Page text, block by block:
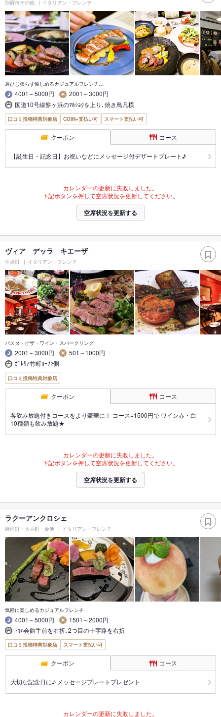
別府市その他 イタリアン・フレンチ
肩ひじ張らず愉しめるカジュアルフレンチ…
4001～5000円
2001～3000円
国道10号線餅ヶ浜のﾏﾙｼｮｸを上り､焼き鳥凡横
口コミ投稿特典対象店 COIN+支払い可 スマート支払い可
クーポン コース
【誕生日・記念日】お祝いなどにメッセージ付デザートプレート♪
カレンダーの更新に失敗しました。
下記ボタンを押して空席状況を更新してください。
空席状況を更新する
ヴィア デッラ キエーザ
中央町 イタリアン・フレンチ
パスタ・ピザ・ワイン・スパークリング
2001～3000円
501～1000円
ｶﾞﾚﾘｱ竹町ﾛｰｿﾝ側
口コミ投稿特典対象店
クーポン コース
各飲み放題付きコースをより豪華に！ コース+1500円で ワイン赤・白
10種類も飲み放題★
カレンダーの更新に失敗しました。
下記ボタンを押して空席状況を更新してください。
空席状況を更新する
ラクーアンクロシェ
府内町・大手町・金池 イタリアン・フレンチ
気軽に楽しめるカジュアルフレンチ
4001～5000円
1501～2000円
ﾄｷﾊ会館手前を右折､2つ目の十字路を右折
口コミ投稿特典対象店 スマート支払い可
クーポン コース
大切な記念日に♪ メッセージプレートプレゼント
カレンダーの更新に失敗しました。